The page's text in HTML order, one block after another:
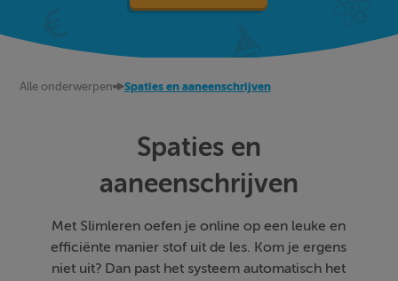
Alle onderwerpen Spaties en aaneenschrijven
Spaties en
aaneenschrijven
Met Slimleren oefen je online op een leuke en
efficiënte manier stof uit de les. Kom je ergens
niet uit? Dan past het systeem automatisch het